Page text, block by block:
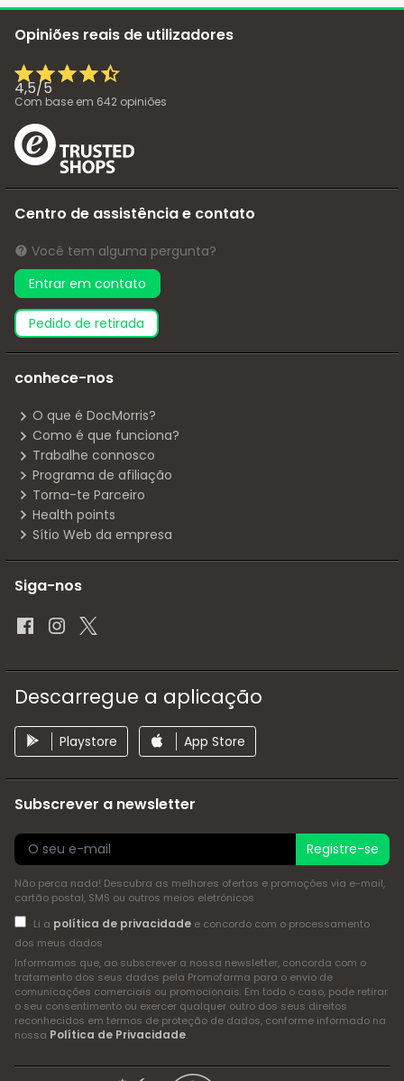
Opiniões reais de utilizadores
4,5/5
Com base em 642 opiniões
Centro de assistência e contato
Você tem alguma pergunta?
Entrar em contato
pedido de retirada
conhece-nos
O que é DocMorris?
Como é que funciona?
Trabalhe connosco
Programa de afiliação
Torna-te Parceiro
Health points
Sítio Web da empresa
Siga-nos
Descarregue a aplicação
Playstore App Store
Subscrever a newsletter
Registre-se
Não perca nada! Descubra as melhores ofertas e promoções via e-mail,
cartão postal, SMS ou outros meios eletrónicos
Li a política de privacidadee concordo com o processamento
dos meus dados
Informamos que, ao subscrever a nossa newsletter, concorda com o
tratamento dos seus dados pela Promofarma para o envio de
comunicações comerciais ou promocionais. Em todo o caso, pode retirar
o seu consentimento ou exercer qualquer outro dos seus direitos
reconhecidos em termos de proteção de dados, conforme informado na
nossa Política de Privacidade.